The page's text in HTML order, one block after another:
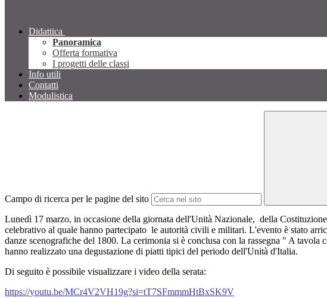
Didattica
Panoramica
Offerta formativa
I progetti delle classi
Info utili
Contatti
Modulistica
Campo di ricerca per le pagine del sito
Lunedì 17 marzo, in occasione della giornata dell'Unità Nazionale, della
celebrativo al quale hanno partecipato le autorità civili e militari. L'evento è stato
danze scenografiche del 1800. La cerimonia si è conclusa con la rassegna " A
hanno realizzato una degustazione di piatti tipici del periodo dell'Unità d'Italia.
Di seguito è possibile visualizzare i video della serata:
https://youtu.be/MCr4V2VH19g?si=tT7SFmmmHtBxSK9V